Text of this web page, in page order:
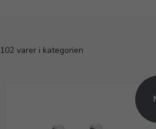
102 varer i kategorien